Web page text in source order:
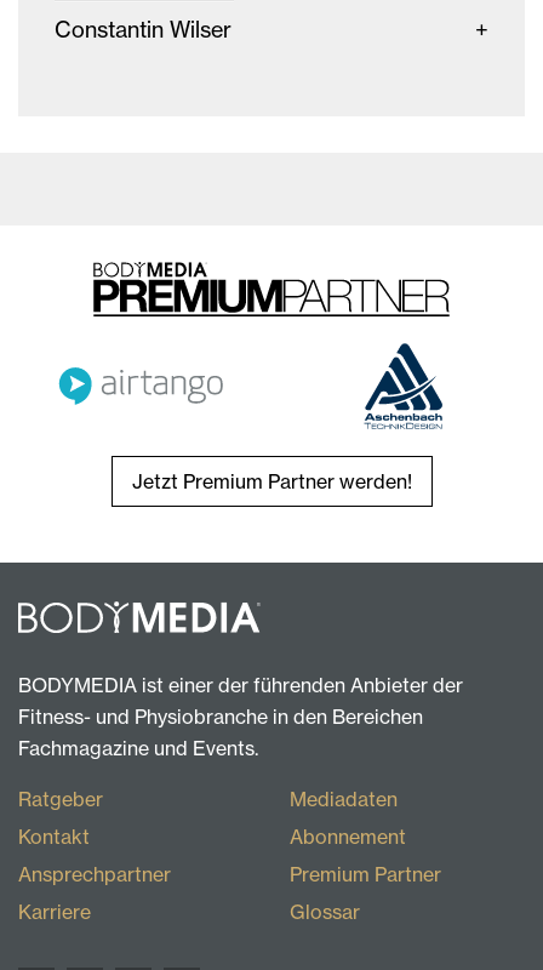
Constantin Wilser
Jetzt Premium Partner werden!
BODYMEDIA ist einer der führenden Anbieter der
Fitness- und Physiobranche in den Bereichen
Fachmagazine und Events.
Ratgeber
Kontakt
Ansprechpartner
Karriere
Mediadaten
Abonnement
Premium Partner
Glossar